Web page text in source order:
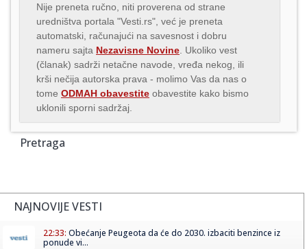
Nije preneta ručno, niti proverena od strane
uredništva portala "Vesti.rs", već je preneta
automatski, računajući na savesnost i dobru
nameru sajta Nezavisne Novine . Ukoliko vest
(članak) sadrži netačne navode, vređa nekog, ili
krši nečija autorska prava - molimo Vas da nas o
tome ODMAH obavestite obavestite kako bismo
uklonili sporni sadržaj.
Pretraga
NAJNOVIJE VESTI
22:33: Obećanje Peugeota da će do 2030. izbaciti benzince iz
ponude vi...